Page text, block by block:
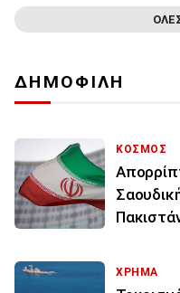
ΔΗΜΟΦΙΛΗ
ΚΟΣΜΟΣ
ΧΡΗΜΑ